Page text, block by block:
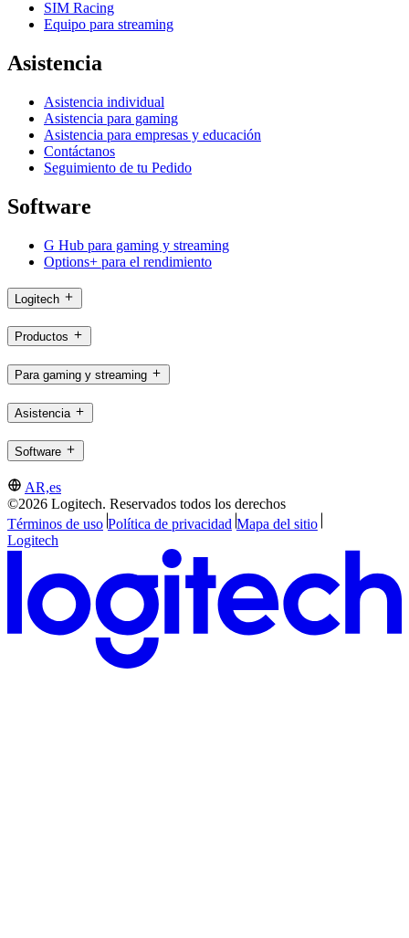
SIM Racing
Equipo para streaming
Asistencia
Asistencia individual
Asistencia para gaming
Asistencia para empresas y educación
Contáctanos
Seguimiento de tu Pedido
Software
G Hub para gaming y streaming
Options+ para el rendimiento
Logitech
Productos
Para gaming y streaming
Asistencia
Software
AR,es
©2026 Logitech. Reservados todos los derechos
Términos de uso Política de privacidad Mapa del sitio
Logitech